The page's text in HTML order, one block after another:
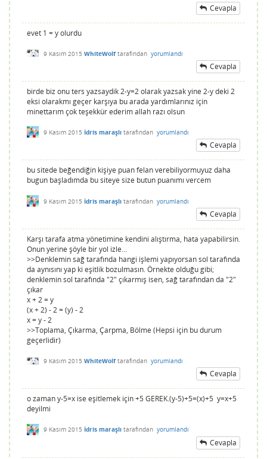
Cevapla
evet 1 = y olurdu
9 Kasım 2015 WhiteWolf tarafından yorumlandı
Cevapla
birde biz onu ters yazsaydik 2-y=2 olarak yazsak yine 2-y deki 2
eksi olarakmı geçer karşıya bu arada yardımlarınız için
minettarım çok teşekkür ederim allah razı olsun
9 Kasım 2015 İdris maraşlı tarafından yorumlandı
Cevapla
bu sitede beğendiğin kişiye puan felan verebiliyormuyuz daha
bugun başladımda bu siteye size butun puanımı vercem
9 Kasım 2015 İdris maraşlı tarafından yorumlandı
Cevapla
Karşı tarafa atma yönetimine kendini alıştırma, hata yapabilirsin.
Onun yerine şöyle bir yol izle...
>>Denklemin sağ tarafında hangi işlemi yapıyorsan sol tarafında
da aynısını yap ki eşitlik bozulmasın. Örnekte olduğu gibi;
denklemin sol tarafında "2" çıkarmış isen, sağ tarafından da "2"
çıkar
x + 2 = y
(x + 2) - 2 = (y) - 2
x = y - 2
>>Toplama, Çıkarma, Çarpma, Bölme (Hepsi için bu durum
geçerlidir)
9 Kasım 2015 WhiteWolf tarafından yorumlandı
Cevapla
o zaman y-5=x ise eşitlemek için +5 GEREK.(y-5)+5=(x)+5 y=x+5
deyilmi
9 Kasım 2015 İdris maraşlı tarafından yorumlandı
Cevapla